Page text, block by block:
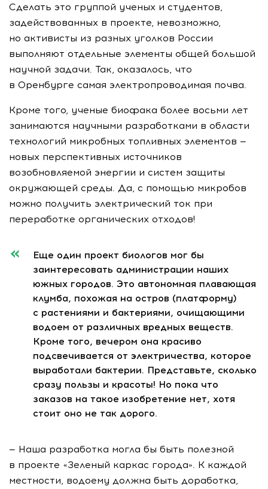
Сделать это группой ученых и студентов,
задействованных в проекте, невозможно,
но активисты из разных уголков России
выполняют отдельные элементы общей большой
научной задачи. Так, оказалось, что
в Оренбурге самая электропроводимая почва.
Кроме того, ученые биофака более восьми лет
занимаются научными разработками в области
технологий микробных топливных элементов —
новых перспективных источников
возобновляемой энергии и систем защиты
окружающей среды. Да, с помощью микробов
можно получить электрический ток при
переработке органических отходов!
Еще один проект биологов мог бы
заинтересовать администрации наших
южных городов. Это автономная плавающая
клумба, похожая на остров (платформу)
с растениями и бактериями, очищающими
водоем от различных вредных веществ.
Кроме того, вечером она красиво
подсвечивается от электричества, которое
выработали бактерии. Представьте, сколько
сразу пользы и красоты! Но пока что
заказов на такое изобретение нет, хотя
стоит оно не так дорого.
— Наша разработка могла бы быть полезной
в проекте «Зеленый каркас города». К каждой
местности, водоему должна быть доработка,